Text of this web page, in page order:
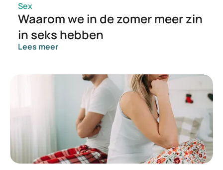
Sex
Waarom we in de zomer meer zin
in seks hebben
Lees meer